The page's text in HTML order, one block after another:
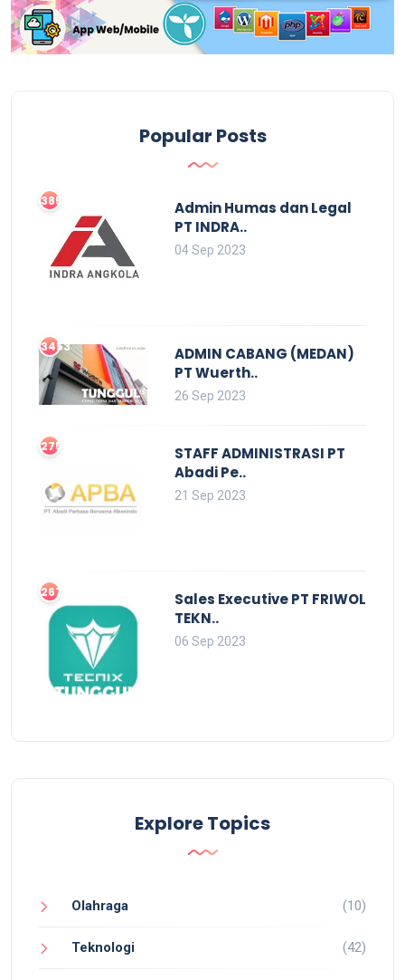
Popular Posts
3859
Admin Humas dan Legal
PT INDRA..
04 Sep 2023
3453
ADMIN CABANG (MEDAN)
PT Wuerth..
26 Sep 2023
2752
STAFF ADMINISTRASI PT
Abadi Pe..
21 Sep 2023
2679
Sales Executive PT FRIWOL
TEKN..
06 Sep 2023
Explore Topics
Olahraga (10)
Teknologi (42)